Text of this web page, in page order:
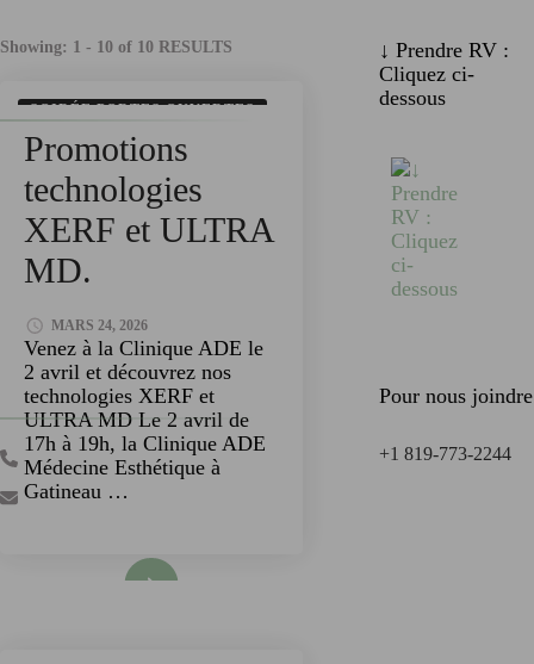
Showing: 1 - 10 of 10 RESULTS
SOIRÉE PORTES OUVERTES
TECHNOLOGIES
Promotions
technologies
XERF et ULTRA
MD.
MARS 24, 2026
Venez à la Clinique ADE le
2 avril et découvrez nos
technologies XERF et
ULTRA MD Le 2 avril de
17h à 19h, la Clinique ADE
Médecine Esthétique à
Gatineau …
↓ Prendre RV :
Cliquez ci-
dessous
Pour nous joindre
+1 819-773-2244